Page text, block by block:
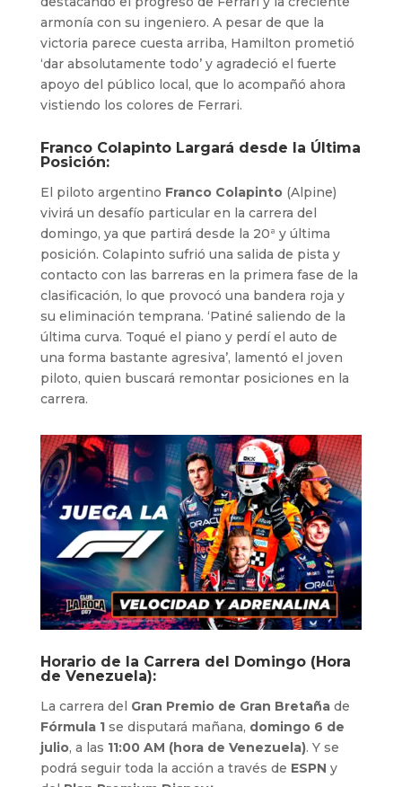
armonía con su ingeniero. A pesar de que la
victoria parece cuesta arriba, Hamilton prometió
‘dar absolutamente todo’ y agradeció el fuerte
apoyo del público local, que lo acompañó ahora
vistiendo los colores de Ferrari.
Franco Colapinto Largará desde la Última
Posición:
El piloto argentino Franco Colapinto(Alpine)
vivirá un desafío particular en la carrera del
domingo, ya que partirá desde la 20ª y última
posición. Colapinto sufrió una salida de pista y
contacto con las barreras en la primera fase de la
clasificación, lo que provocó una bandera roja y
su eliminación temprana. ‘Patiné saliendo de la
última curva. Toqué el piano y perdí el auto de
una forma bastante agresiva’, lamentó el joven
piloto, quien buscará remontar posiciones en la
carrera.
Horario de la Carrera del Domingo (Hora
de Venezuela):
La carrera del Gran Premio de Gran Bretañade
Fórmula 1se disputará mañana, domingo 6 de
julio, a las 11:00 AM (hora de Venezuela). Y se
podrá seguir toda la acción a través de ESPN y